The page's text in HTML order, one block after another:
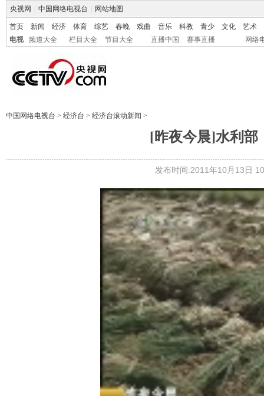
央视网 中国网络电视台 网站地图
首页 新闻 经济 体育 综艺 春晚 戏曲 音乐 科教 青少 文化
艺术
电视
频道大全 栏目大全 节目大全 直播中国 赛事直播 网络
中国网络电视台 > 经济台 > 经济台滚动新闻 >
[昨夜今晨]水利部
发布时间:2011年10月13日